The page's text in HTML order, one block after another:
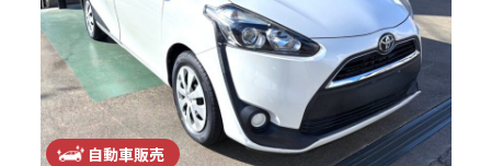
自動車販売